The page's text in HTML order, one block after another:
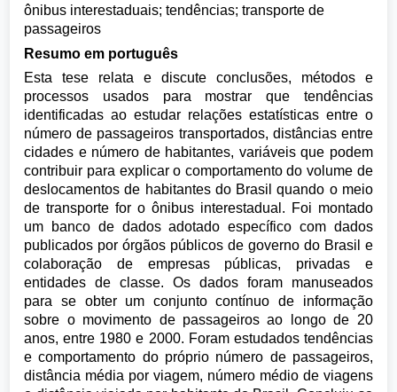
ônibus interestaduais; tendências; transporte de
passageiros
Resumo em português
Esta tese relata e discute conclusões, métodos e
processos usados para mostrar que tendências
identificadas ao estudar relações estatísticas entre o
número de passageiros transportados, distâncias entre
cidades e número de habitantes, variáveis que podem
contribuir para explicar o comportamento do volume de
deslocamentos de habitantes do Brasil quando o meio
de transporte for o ônibus interestadual. Foi montado
um banco de dados adotado específico com dados
publicados por órgãos públicos de governo do Brasil e
colaboração de empresas públicas, privadas e
entidades de classe. Os dados foram manuseados
para se obter um conjunto contínuo de informação
sobre o movimento de passageiros ao longo de 20
anos, entre 1980 e 2000. Foram estudados tendências
e comportamento do próprio número de passageiros,
distância média por viagem, número médio de viagens